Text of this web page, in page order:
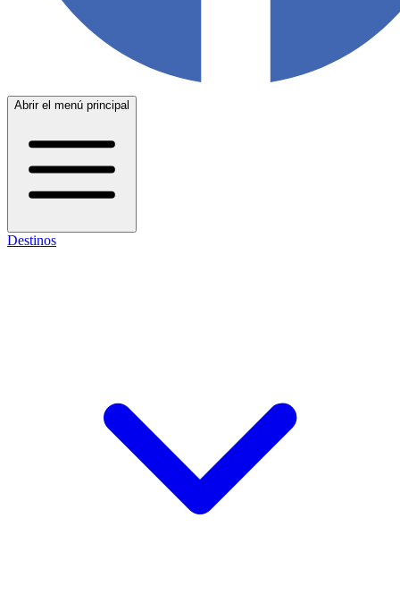
Abrir el menú principal
Destinos